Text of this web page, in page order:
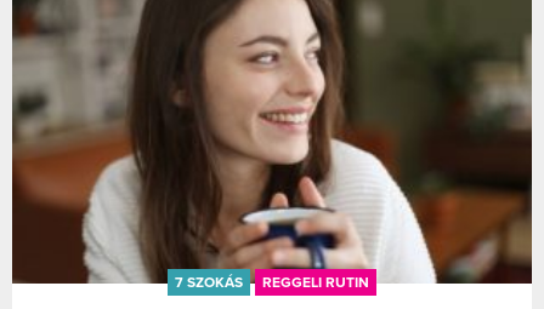
7 SZOKÁS REGGELI RUTIN